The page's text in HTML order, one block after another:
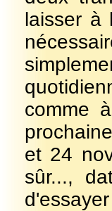
laisser à
comme
et 24
sûr...,